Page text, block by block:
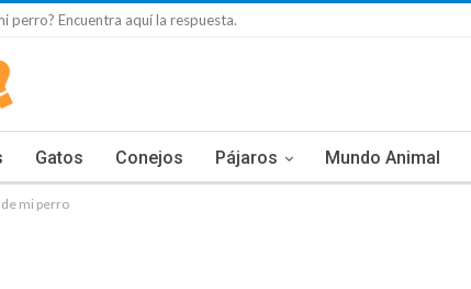
perro? Encuentra aquí la respuesta.
Gatos Conejos Pájaros Mundo Animal
mi perro